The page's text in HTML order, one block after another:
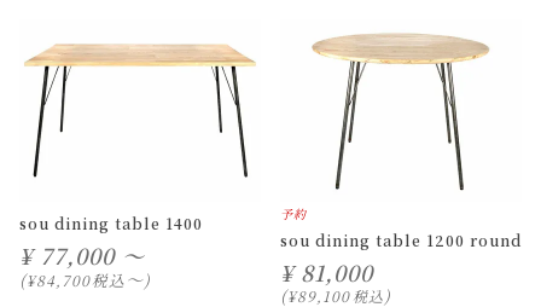
sou dining table 1400
¥ 77,000 ～
¥84,700税込〜
予約
sou dining table 1200 round
¥ 81,000
¥89,100税込